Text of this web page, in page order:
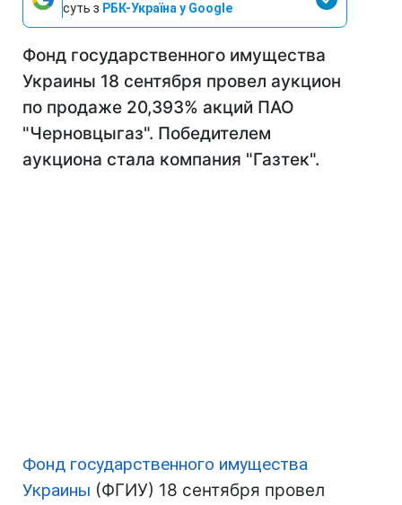
суть з РБК-Україна у Google
Фонд государственного имущества
Украины 18 сентября провел аукцион
по продаже 20,393% акций ПАО
"Черновцыгаз". Победителем
аукциона стала компания "Газтек".
Фонд государственного имущества
Украины (ФГИУ) 18 сентября провел